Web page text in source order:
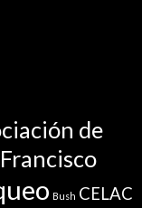
de
Bush CELAC